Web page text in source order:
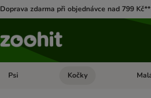
Doprava zdarma při objednávce nad 799 Kč**
Psi Otevřít menu: Psi
Kočky